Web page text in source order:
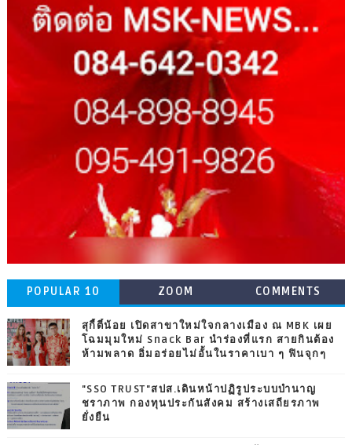
POPULAR 10 ZOOM COMMENTS
สุกี้ตี๋น้อย เปิดสาขาใหม่ใจกลางเมือง ณ MBK เผย
โฉมมุมใหม่ Snack Bar นำร่องที่แรก สายกินต้อง
ห้ามพลาด อิ่มอร่อยไม่อั้นในราคาเบา ๆ ฟินจุกๆ
"SSO TRUST"สปส.เดินหน้าปฏิรูประบบบำนาญ
ชราภาพ กองทุนประกันสังคม สร้างเสถียรภาพ
ยั่งยืน